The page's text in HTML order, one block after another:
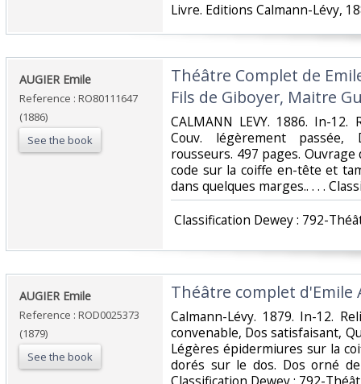
‎Livre. Editions Calmann-Lévy,
‎AUGIER Emile‎
Reference : RO80111647
(1886)
See the book
‎Théâtre Complet de
Fils de Giboyer, Maitre
‎CALMANN LEVY. 1886. In-
Couv. légèrement passée,
rousseurs. 497 pages.
code sur la coiffe en-tête et
dans quelques marges.. . . .
Classification Dewey : 792-
‎AUGIER Emile‎
Reference : ROD0025373
(1879)
See the book
‎Théâtre complet d'Emile
‎Calmann-Lévy. 1879. In-12.
convenable, Dos satisfaisant,
Légères épidermiures sur la
dorés sur le dos. Dos orné